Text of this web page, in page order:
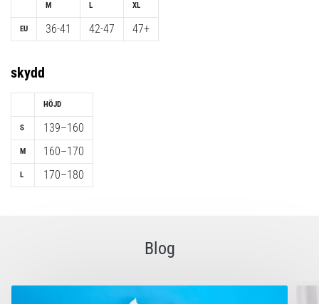
EU
M
36-41
L
42-47
XL
47+
skydd
S
M
L
HÖJD
139–160
160–170
170–180
Blog